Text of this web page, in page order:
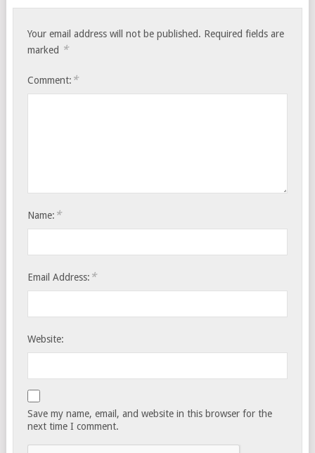
Your email address will not be published. Required fields are
marked *
Comment: *
Name: *
Email Address: *
Website:
Save my name, email, and website in this browser for the
next time I comment.